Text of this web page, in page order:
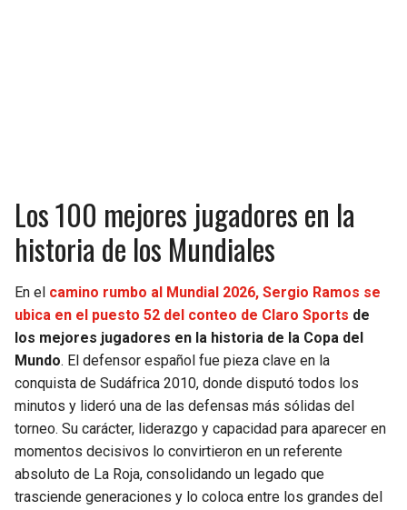
Los 100 mejores jugadores en la
historia de los Mundiales
En el camino rumbo al Mundial 2026, Sergio Ramos se
ubica en el puesto 52 del conteo de Claro Sports de
los mejores jugadores en la historia de la Copa del
Mundo. El defensor español fue pieza clave en la
conquista de Sudáfrica 2010, donde disputó todos los
minutos y lideró una de las defensas más sólidas del
torneo. Su carácter, liderazgo y capacidad para aparecer en
momentos decisivos lo convirtieron en un referente
absoluto de La Roja, consolidando un legado que
trasciende generaciones y lo coloca entre los grandes del